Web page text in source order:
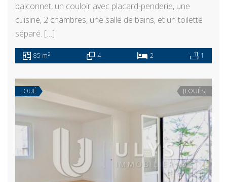
balconnet, un couloir avec placard-penderie, une
cuisine, 2 chambres, une salle de bains, et un toilette
séparé. […]
85 m2 4 2 1
LOUÉ [LOUÉS]